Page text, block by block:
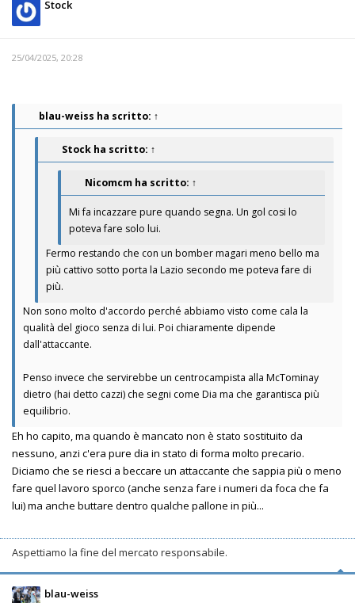
Stock
25/04/2025, 20:28
blau-weiss ha scritto: ↑
Stock ha scritto: ↑
Nicomcm ha scritto: ↑
Mi fa incazzare pure quando segna. Un gol cosi lo
poteva fare solo lui.
Fermo restando che con un bomber magari meno bello ma
più cattivo sotto porta la Lazio secondo me poteva fare di
più.
Non sono molto d'accordo perché abbiamo visto come cala la
qualità del gioco senza di lui. Poi chiaramente dipende
dall'attaccante.
Penso invece che servirebbe un centrocampista alla McTominay
dietro (hai detto cazzi) che segni come Dia ma che garantisca più
equilibrio.
Eh ho capito, ma quando è mancato non è stato sostituito da
nessuno, anzi c'era pure dia in stato di forma molto precario.
Diciamo che se riesci a beccare un attaccante che sappia più o meno
fare quel lavoro sporco (anche senza fare i numeri da foca che fa
lui) ma anche buttare dentro qualche pallone in più...
Aspettiamo la fine del mercato responsabile.
blau-weiss